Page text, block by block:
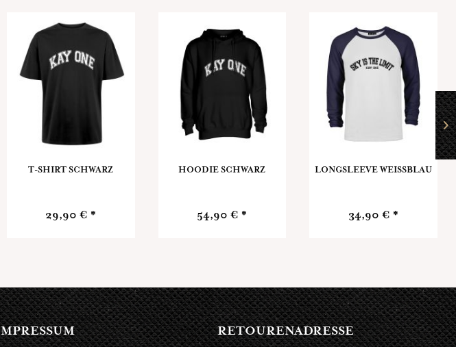
T-SHIRT SCHWARZ
29,90 € *
HOODIE SCHWARZ
54,90 € *
LONGSLEEVE WEISSBLAU
34,90 € *
RETOURENADRESSE